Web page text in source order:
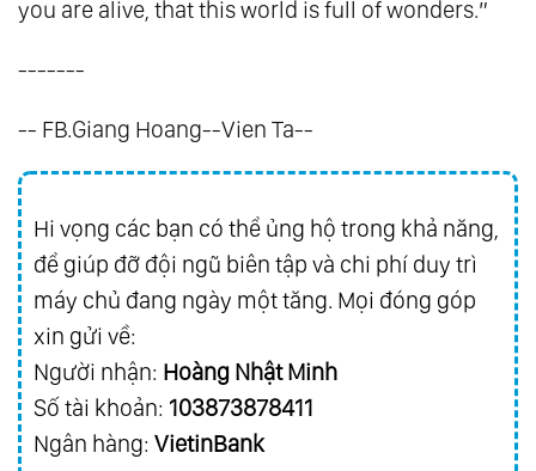
168.
Bộ Lọc Tình Yêu - Nơi Năng Lượng Được
171.Thuận Duyên - Con Đường Bước Ra Khỏi
Trò Chơi Hai Mặt
172.Hạt Mầm Của Khổ Đau
173.Thuận Tự Nhiên Thì Tự Nhiên Thuận
174.Sức Mạnh Của Sự Thật
175. Tượng Đài Của Cái Tôi
176. Ba Nền Tảng Của Sức Khỏe Toàn Diện
you are alive, that this world is full of wonders.”
-------
-- FB.Giang Hoang--Vien Ta--
Hi vọng các bạn có thể ủng hộ trong khả năng,
để giúp đỡ đội ngũ biên tập và chi phí duy trì
máy chủ đang ngày một tăng. Mọi đóng góp
xin gửi về:
Người nhận: Hoàng Nhật Minh
Số tài khoản: 103873878411
Ngân hàng: VietinBank